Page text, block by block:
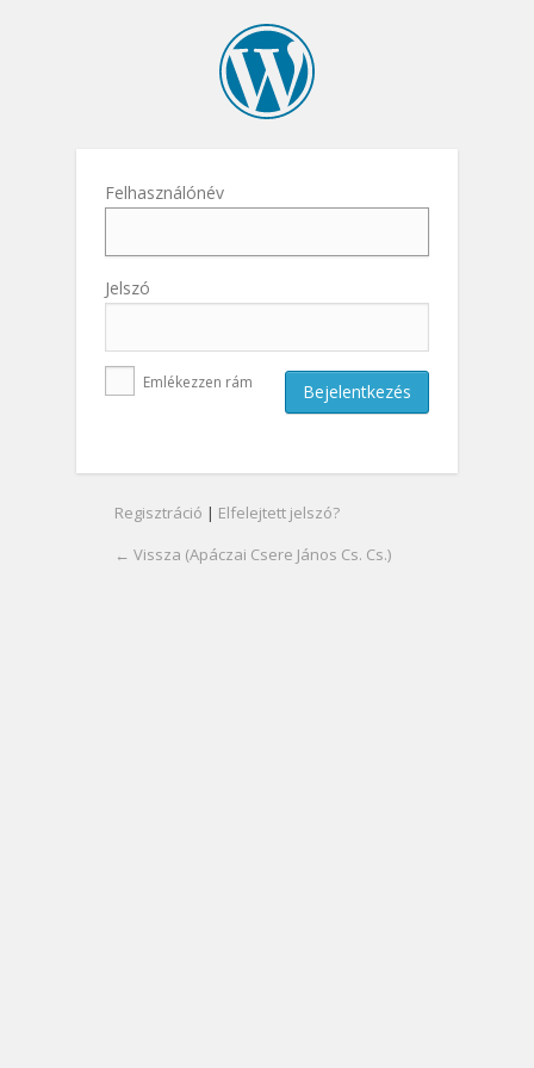
Felhasználónév
Jelszó
Emlékezzen rám
Regisztráció | Elfelejtett jelszó?
← Vissza (Apáczai Csere János Cs. Cs.)